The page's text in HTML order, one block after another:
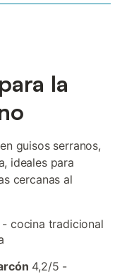
la
guisos serranos,
ideales para
cercanas al
cocina tradicional
4,2/5 -